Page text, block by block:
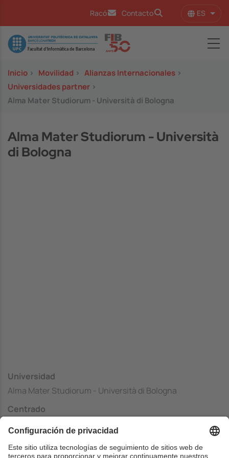
Racó Contacto ES
Image
Inicio > Movilidad > Alianzas Internacionales >
Universidades partner >
Alma Mater Studiorum - Università di Bologna
Alma Mater Studiorum - Università
di Bologna
Universidad
Alma Mater Studiorum - Università di Bologna
Centrado